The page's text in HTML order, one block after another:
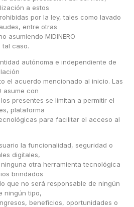
a estos
por la ley, tales como lavado
entre otras
asumiendo MIDINERO
tal caso.
autónoma e independiente de
el acuerdo mencionado al inicio. Las
asume con
presentes se limitan a permitir el
plataforma
para facilitar el acceso al
la funcionalidad, seguridad o
digitales,
otra herramienta tecnológica
brindados
lo que no será responsable de ningún
ningún tipo,
beneficios, oportunidades o